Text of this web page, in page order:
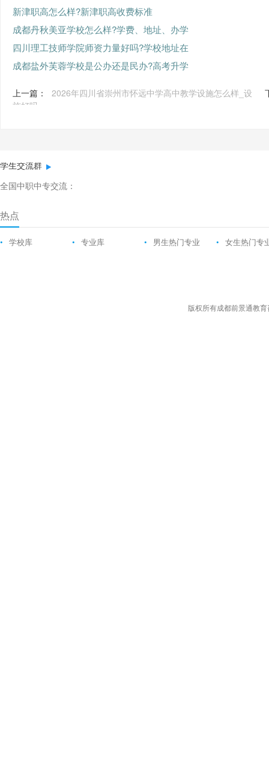
新津职高怎么样?新津职高收费标准
成都丹秋美亚学校怎么样?学费、地址、办学
四川理工技师学院师资力量好吗?学校地址在
成都盐外芙蓉学校是公办还是民办?高考升学
上一篇：
2026年四川省崇州市怀远中学高中教学设施怎么样_设
施好吗
学生交流群
全国中职中专交流：
热点
• 学校库 • 专业库 • 男生热门专业 • 女生热门专
版权所有成都前景通教